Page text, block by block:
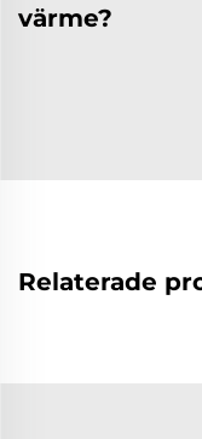
värme?
Relaterade